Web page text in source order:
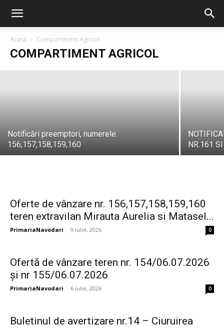
Acasă Compartiment Agricol
COMPARTIMENT AGRICOL
pesta porcină africană depistat in data
de 14.07.2026 in Localitatea Satu Nou,
jud Constanța
PrimariaNavodari 17 iulie, 2026
Notificări preemptori, numerele:
156,157,158,159,160
NR.161
Oferte de vânzare nr. 156,157,158,159,160
teren extravilan Mirauta Aurelia si Matasel...
PrimariaNavodari - 9 iulie, 2026 0
Ofertă de vânzare teren nr. 154/06.07.2026
și nr 155/06.07.2026
PrimariaNavodari - 6 iulie, 2026 0
Buletinul de avertizare nr.14 – Ciuruirea